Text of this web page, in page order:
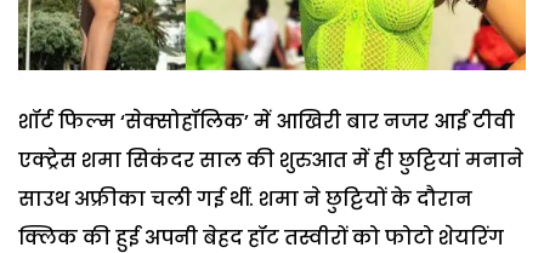
शॉर्ट फिल्म ‘सेक्सोहॉलिक’ में आखिरी बार नजर आईं टीवी
एक्ट्रेस शमा सिकंदर साल की शुरुआत में ही छुट्टियां मनाने
साउथ अफ्रीका चली गई थीं. शमा ने छुट्टियों के दौरान
क्लिक की हुई अपनी बेहद हॉट तस्वीरों को फोटो शेयरिंग